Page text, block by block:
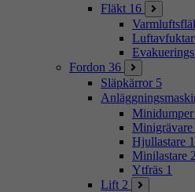
Fläkt 16
Fordon 36
Släpkärror 5
Minidumper
Minigrävare
Hjullastare 1
Minilastare 2
Ytfräs 1
Lift 2